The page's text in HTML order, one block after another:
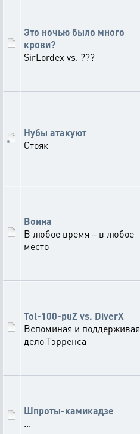
Это ночью было много
крови?
SirLordex vs. ???
Нубы атакуют
Стояк
Воина
В любое время – в любое
место
Tol-100-puZ vs. DiverX
Вспоминая и поддерживая
дело Тэрренса
Шпроты-камикадзе
...